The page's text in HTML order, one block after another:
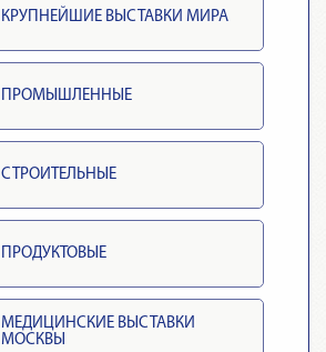
КРУПНЕЙШИЕ ВЫСТАВКИ МИРА
ПРОМЫШЛЕННЫЕ
СТРОИТЕЛЬНЫЕ
ПРОДУКТОВЫЕ
МЕДИЦИНСКИЕ ВЫСТАВКИ
МОСКВЫ